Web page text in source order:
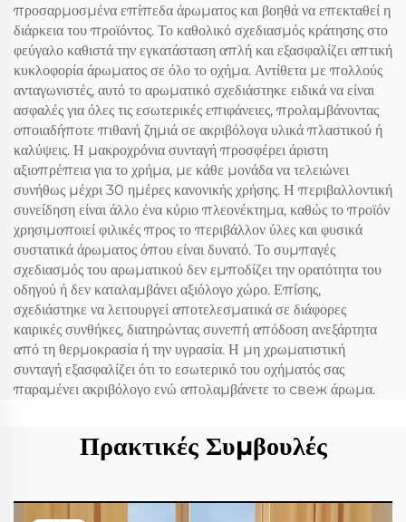
προσαρμοσμένα επίπεδα άρωματος και βοηθά να επεκταθεί η
διάρκεια του προϊόντος. Το καθολικό σχεδιασμός κράτησης στο
φεύγαλο καθιστά την εγκατάσταση απλή και εξασφαλίζει απτική
κυκλοφορία άρωματος σε όλο το οχήμα. Αντίθετα με πολλούς
ανταγωνιστές, αυτό το αρωματικό σχεδιάστηκε ειδικά να είναι
ασφαλές για όλες τις εσωτερικές επιφάνειες, προλαμβάνοντας
οποιαδήποτε πιθανή ζημιά σε ακριβόλογα υλικά πλαστικού ή
καλύψεις. Η μακροχρόνια συνταγή προσφέρει άριστη
αξιοπρέπεια για το χρήμα, με κάθε μονάδα να τελειώνει
συνήθως μέχρι 30 ημέρες κανονικής χρήσης. Η περιβαλλοντική
συνείδηση είναι άλλο ένα κύριο πλεονέκτημα, καθώς το προϊόν
χρησιμοποιεί φιλικές προς το περιβάλλον ύλες και φυσικά
συστατικά άρωματος όπου είναι δυνατό. Το συμπαγές
σχεδιασμός του αρωματικού δεν εμποδίζει την ορατότητα του
οδηγού ή δεν καταλαμβάνει αξιόλογο χώρο. Επίσης,
σχεδιάστηκε να λειτουργεί αποτελεσματικά σε διάφορες
καιρικές συνθήκες, διατηρώντας συνεπή απόδοση ανεξάρτητα
από τη θερμοκρασία ή την υγρασία. Η μη χρωματιστική
συνταγή εξασφαλίζει ότι το εσωτερικό του οχήματός σας
παραμένει ακριβόλογο ενώ απολαμβάνετε το свеж άρωμα.
Πρακτικές Συμβουλές